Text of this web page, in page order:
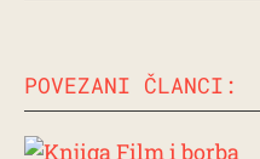
POVEZANI ČLANCI: